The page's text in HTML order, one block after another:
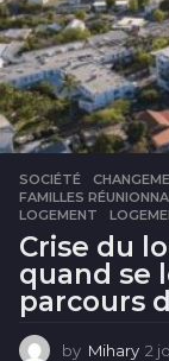
SOCIÉTÉ
FAMILLES
LOGEMENT
,
Crise du
quand se
parcours
by Mihary 2